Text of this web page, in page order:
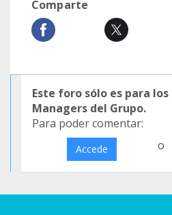
Comparte
Este foro sólo es para
Managers del Grupo.
Para poder comentar:
Accede o